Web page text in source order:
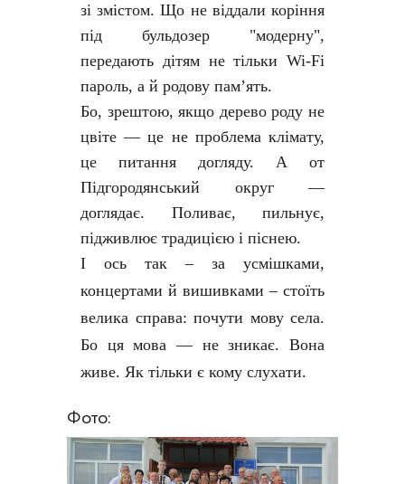
зі змістом. Що не віддали коріння
під бульдозер "модерну",
передають дітям не тільки Wi-Fi
пароль, а й родову пам’ять.
Бо, зрештою, якщо дерево роду не
цвіте — це не проблема клімату,
це питання догляду. А от
Підгородянський округ —
доглядає. Поливає, пильнує,
підживлює традицією і піснею.
І ось так – за усмішками,
концертами й вишивками – стоїть
велика справа: почути мову села.
Бо ця мова — не зникає. Вона
живе. Як тільки є кому слухати.
Фото: